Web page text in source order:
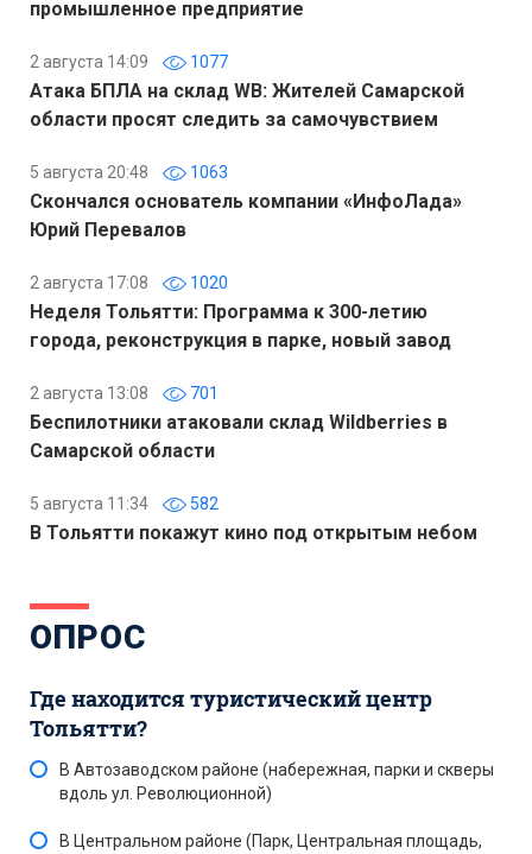
промышленное предприятие
2 августа 14:09 1077
Атака БПЛА на склад WB: Жителей Самарской
области просят следить за самочувствием
5 августа 20:48 1063
Скончался основатель компании «ИнфоЛада»
Юрий Перевалов
2 августа 17:08 1020
Неделя Тольятти: Программа к 300-летию
города, реконструкция в парке, новый завод
2 августа 13:08 701
Беспилотники атаковали склад Wildberries в
Самарской области
5 августа 11:34 582
В Тольятти покажут кино под открытым небом
ОПРОС
Где находится туристический центр
Тольятти?
В Автозаводском районе (набережная, парки и скверы
вдоль ул. Революционной)
В Центральном районе (Парк, Центральная площадь,